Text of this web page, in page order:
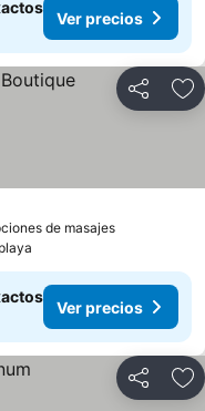
Ver precios
Compartir
de masajesVer
Ver precios
Compartir